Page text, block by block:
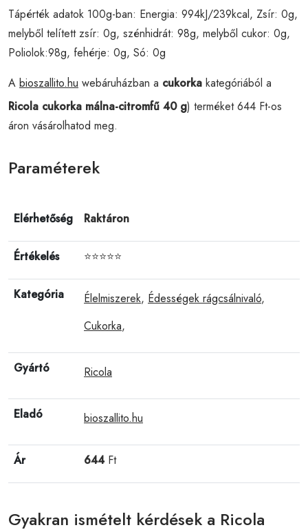
Tápérték adatok 100g-ban: Energia: 994kJ/239kcal, Zsír: 0g,
melyből telített zsír: 0g, szénhidrát: 98g, melyből cukor: 0g,
Poliolok:98g, fehérje: 0g, Só: 0g
A bioszallito.hu webáruházban a cukorka kategóriából a
Ricola cukorka málna-citromfű 40 g) terméket 644 Ft-os
áron vásárolhatod meg.
Paraméterek
Elérhetőség Raktáron
Értékelés ⭐⭐⭐⭐⭐
Kategória Élelmiszerek, Édességek rágcsálnivaló,
Cukorka,
Gyártó Ricola
Eladó bioszallito.hu
Ár 644Ft
Gyakran ismételt kérdések a Ricola